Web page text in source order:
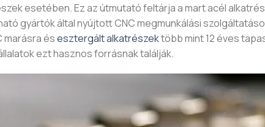
esetében. Ez az útmutató feltárja a mart acél
gyártók által nyújtott CNC megmunkálási
marásra ésesztergált alkatrészektöbb mint 12 éves
ezt hasznos forrásnak találják.